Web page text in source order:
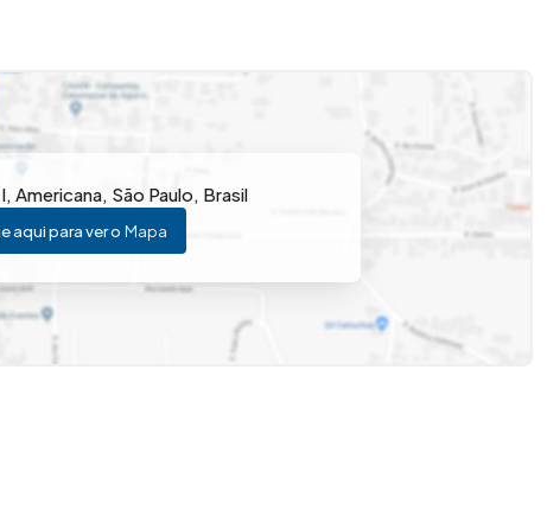
, Americana, São Paulo, Brasil
aqui para ver o Mapa